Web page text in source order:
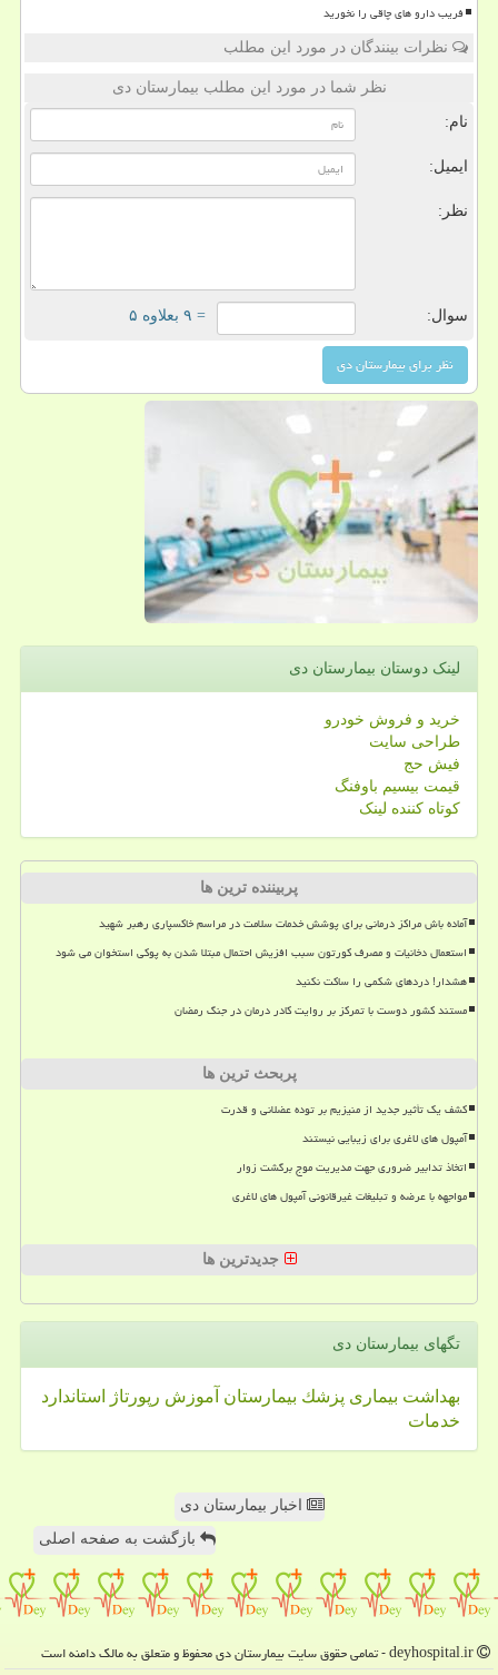
فریب دارو های چاقی را نخورید
نظرات بینندگان در مورد این مطلب
نظر شما در مورد این مطلب بیمارستان دی
نام:
ایمیل:
نظر:
سوال: = ۹ بعلاوه ۵
لینک دوستان بیمارستان دی
خرید و فروش خودرو
طراحی سایت
فیش حج
قیمت بیسیم باوفنگ
کوتاه کننده لینک
پربیننده ترین ها
آماده باش مراکز درمانی برای پوشش خدمات سلامت در مراسم خاکسپاری رهبر شهید
استعمال دخانیات و مصرف کورتون سبب افزیش احتمال مبتلا شدن به پوکی استخوان می شود
هشدار! دردهای شکمی را ساکت نکنید
مستند کشور دوست با تمرکز بر روایت کادر درمان در جنگ رمضان
پربحث ترین ها
کشف یک تأثیر جدید از منیزیم بر توده عضلانی و قدرت
آمپول های لاغری برای زیبایی نیستند
اتخاذ تدابیر ضروری جهت مدیریت موج برگشت زوار
مواجهه با عرضه و تبلیغات غیرقانونی آمپول های لاغری
جدیدترین ها
تگهای بیمارستان دی
بهداشت بیماری پزشك بیمارستان آموزش رپورتاژ
استاندارد
خدمات
اخبار بیمارستان دی
بازگشت به صفحه اصلی